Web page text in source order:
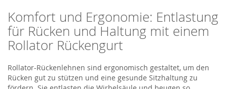
Komfort und Ergonomie: Entlastung
für Rücken und Haltung mit einem
Rollator Rückengurt
Rollator-Rückenlehnen sind ergonomisch gestaltet, um den
Rücken gut zu stützen und eine gesunde Sitzhaltung zu